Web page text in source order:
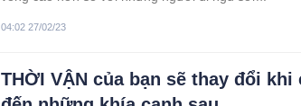
04:02 27/02/23
THỜI VẬN của bạn sẽ thay đổi